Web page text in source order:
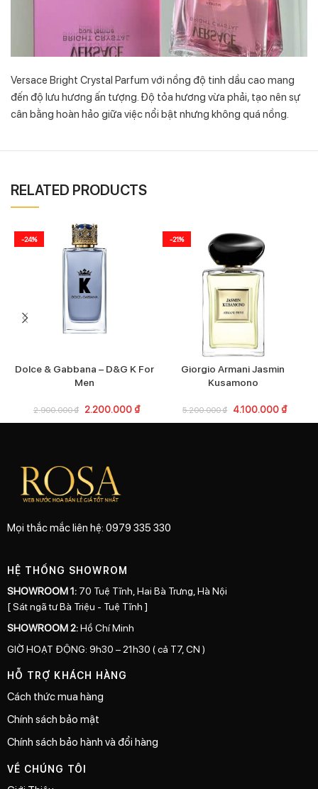
Versace Bright Crystal Parfum với nồng độ tinh dầu cao mang
đến độ lưu hương ấn tượng. Độ tỏa hương vừa phải, tạo nên sự
cân bằng hoàn hảo giữa việc nổi bật nhưng không quá nồng.
RELATED PRODUCTS
-24%
Dolce & Gabbana – D&G K For
Men
2.900.000₫ 2.200.000 ₫
-21%
Giorgio Armani Jasmin
Kusamono
5.200.000₫ 4.100.000 ₫
Mọi thắc mắc liên hệ: 0979 335 330
HỆ THỐNG SHOWROM
SHOWROOM 1: 70 Tuệ Tĩnh, Hai Bà Trưng, Hà Nội
[ Sát ngã tư Bà Triệu - Tuệ Tĩnh ]
SHOWROOM 2:Hồ Chí Minh
GIỜ HOẠT ĐỘNG: 9h30 – 21h30 ( cả T7, CN )
HỖ TRỢ KHÁCH HÀNG
Cách thức mua hàng
Chính sách bảo mật
Chính sách bảo hành và đổi hàng
VỀ CHÚNG TÔI